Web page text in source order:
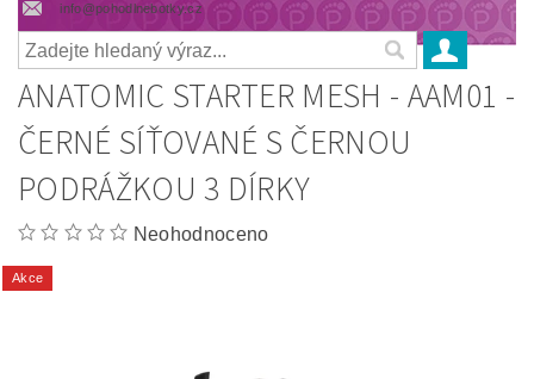
info@pohodlnebotky.cz
ANATOMIC STARTER MESH - AAM01 -
ČERNÉ SÍŤOVANÉ S ČERNOU
PODRÁŽKOU 3 DÍRKY
Neohodnoceno
Akce